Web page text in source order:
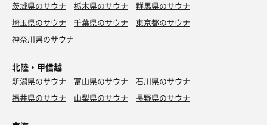
茨城県のサウナ 栃木県のサウナ
群馬県のサウナ
埼玉県のサウナ
千葉県のサウナ
東京都のサウナ
神奈川県のサウナ
北陸・甲信越
新潟県のサウナ 富山県のサウナ
石川県のサウナ
福井県のサウナ
山梨県のサウナ 長野県のサウナ